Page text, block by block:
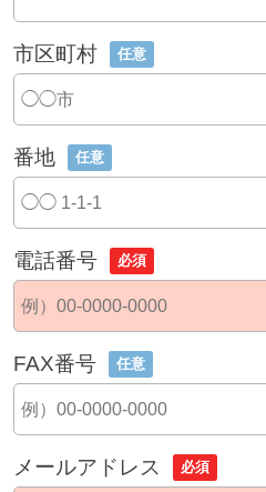
市区町村 任意
番地 任意
電話番号 必須
FAX番号 任意
メールアドレス 必須